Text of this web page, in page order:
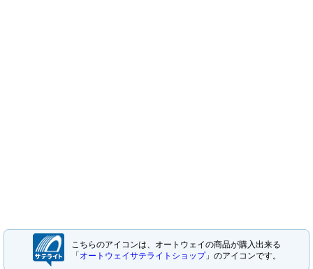
こちらのアイコンは、オートウェイの商品が購入出来る
「 オートウェイサテライトショップ」のアイコンです。